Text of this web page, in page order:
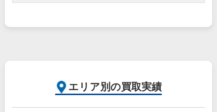
エリア別の買取実績